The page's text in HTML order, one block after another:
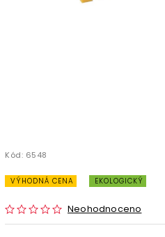
Kód: 6548
VÝHODNÁ CENA EKOLOGICKÝ
Neohodnoceno